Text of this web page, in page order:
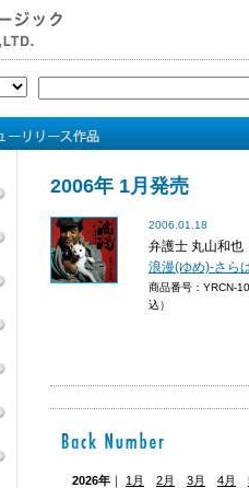
2006年 1月発売
2006.01.18
弁護士 丸山和也
浪漫(ゆめ)-さら
商品番号：YRCN-
込）
2026年 ｜ 1月 2月 3月 4月